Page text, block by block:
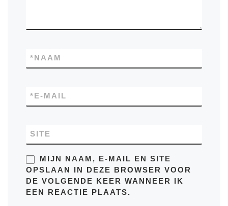
NAAM
*
E-MAIL
*
SITE
MIJN NAAM, E-MAIL EN SITE
OPSLAAN IN DEZE BROWSER VOOR
DE VOLGENDE KEER WANNEER IK
EEN REACTIE PLAATS.